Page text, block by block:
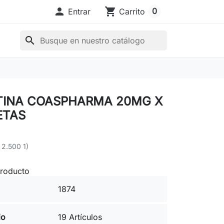
 Entrar shopping_cart Carrito 0
search
COASPHARMA 20MG X
2.500 1)
1874
19 Artículos